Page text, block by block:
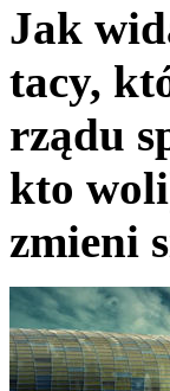
Jak
tacy,
rządu
kto
zmieni